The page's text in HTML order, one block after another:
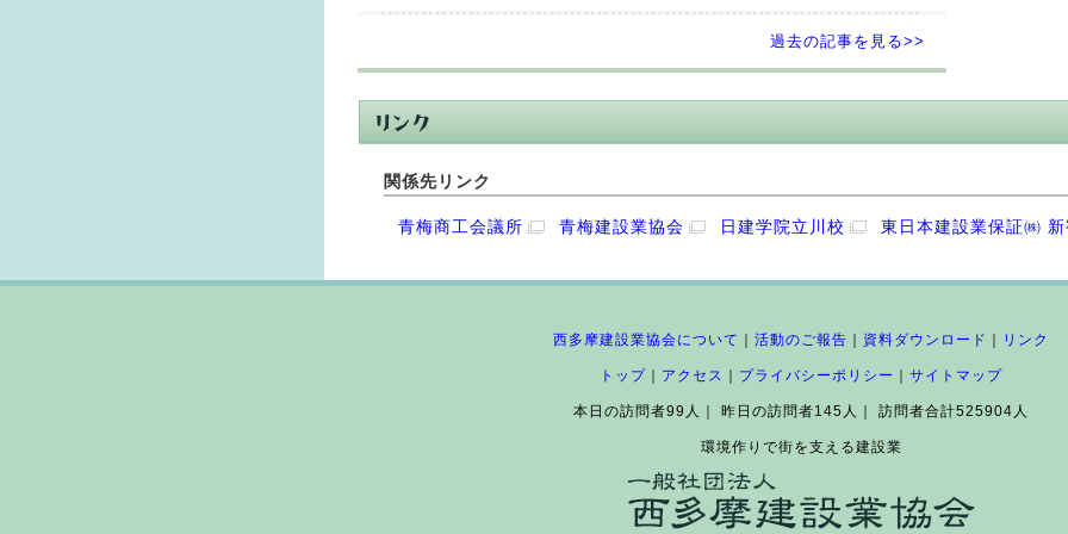
過去の記事を見る>>
関係先リンク
青梅商工会議所 青梅建設業協会 日建学院立川校 東日本建設業保証㈱
西多摩建設業協会について 活動のご報告 資料ダウンロード リンク
トップ アクセス プライバシーポリシー サイトマップ
本日の訪問者99人｜ 昨日の訪問者145人｜ 訪問者合計525904人
環境作りで街を支える建設業